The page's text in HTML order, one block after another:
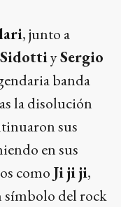
, junto a
ySergio
banda
la disolución
sus
en sus
como Ji ji ji,
símbolo del rock